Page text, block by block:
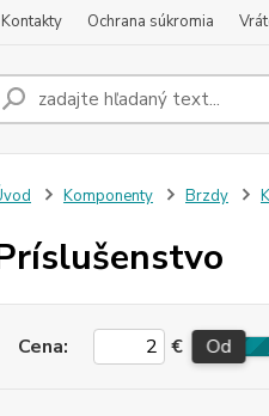
Kontakty Ochrana súkromia
Komponenty Brzdy
Cena: € Od